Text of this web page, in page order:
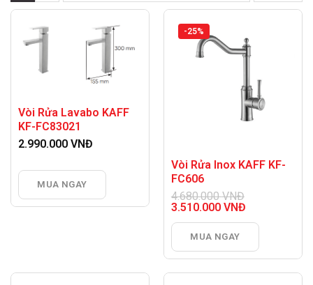
Vòi Rửa Lavabo KAFF
KF-FC83021
2.990.000 VNĐ
MUA NGAY
-25%
Vòi Rửa Inox KAFF KF-
FC606
4.680.000VNĐ
Giá
là:
4.680.000 VNĐ.
3.510.000 VNĐ
hiện
là:
3.510.000 VNĐ.
MUA NGAY